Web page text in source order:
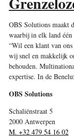
OBS Solutions maakt
waarbij in elk land
“Wil een klant van
wij snel en makkelijk
behouden.
expertise. In de
OBS Solutions
Schaliënstraat 5
2000 Antwerpen
M. +32 479 54 16 02